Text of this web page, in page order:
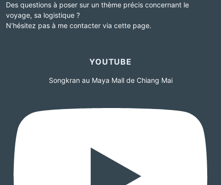
Des questions à poser sur un thème précis concernant le
voyage, sa logistique ?
N’hésitez pas à me contacter via cette page.
YOUTUBE
Songkran au Maya Mall de Chiang Mai